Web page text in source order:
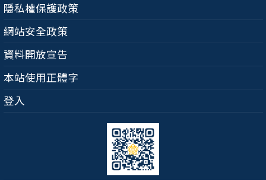
隱私權保護政策
網站安全政策
資料開放宣告
本站使用正體字
登入